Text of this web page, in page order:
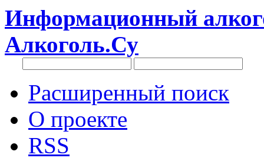
Информационный
Алкоголь.Су
Расширенный поиск
О проекте
RSS